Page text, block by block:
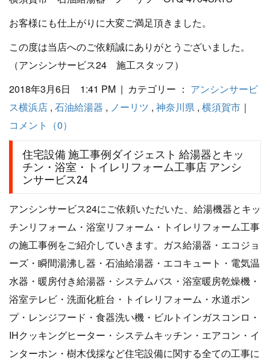
お客様にも仕上がりに大変ご満足頂きました。
この度は当店へのご依頼誠にありがとうございました。
（アンシンサービス24 施工スタッフ）
2018年3月6日 1:41 PM | カテゴリー ： アンシンサービ
ス横浜店 , 石油給湯器 , ノーリツ , 神奈川県 , 横須賀市 ｜
コメント（0）
住宅設備 施工事例ダイジェスト 給湯器とキッ
チン・浴室・トイレリフォーム工事店 アンシ
ンサービス24
アンシンサービス24にご依頼いただいた、給湯機器とキッ
チンリフォーム・浴室リフォーム・トイレリフォーム工事
の施工事例をご紹介していきます。ガス給湯器・エコジョ
ーズ・瞬間湯沸し器・石油給湯器・エコキュート・電気温
水器・暖房付き給湯器・システムバス・浴室暖房乾燥機・
浴室テレビ・洗面化粧台・トイレリフォーム・水道ポン
プ・レンジフード・食器洗い機・ビルトインガスコンロ・
IHクッキングヒーター・システムキッチン・エアコン・イ
ンターホン・樹木伐採など住宅設備に関する全ての工事に